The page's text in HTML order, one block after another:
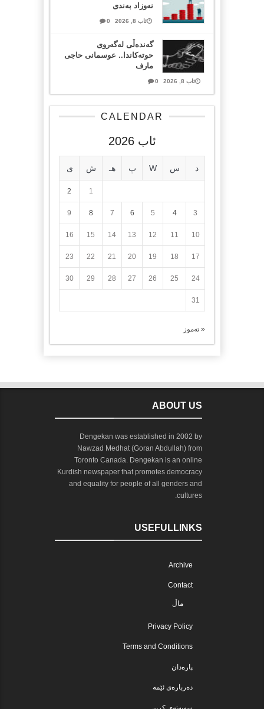
نەوزاد بەندی
ئاب 8, 2026 0
گەندەڵی لەگەروی
حوتەکاندا.. عوسمانی حاجی
مارف
ئاب 8, 2026 0
CALENDAR
ئاب 2026
د س W پ هـ ش ی
1
2
3
4
5
6
7
8
9
10
11
12
13
14
15
16
17
18
19
20
21
22
23
24
25
26
27
28
29
30
31
« تەموز
ABOUT US
Dengekan was established in 2002 by
Nawzad Medhat (Goran Abdullah) from
Toronto Canada. Dengekan is an online
Kurdish newspaper that promotes democracy
and equality for people of all genders and
cultures.
USEFULLINKS
Archive
Contact
ماڵ
Privacy Policy
Terms and Conditions
پارەدان
دەربارەی ئێمە